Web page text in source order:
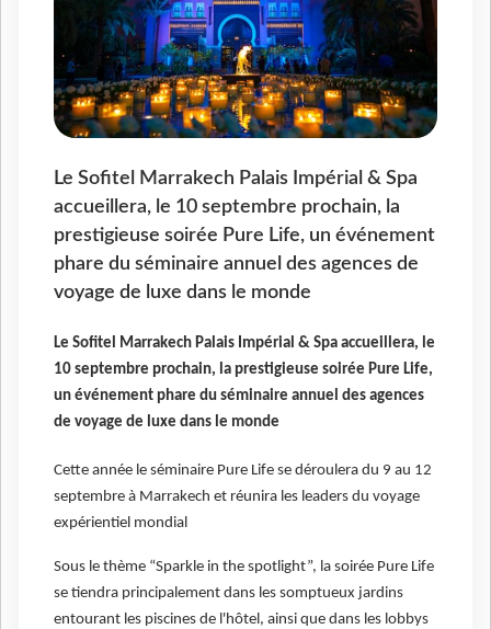
Le Sofitel Marrakech Palais Impérial & Spa
accueillera, le 10 septembre prochain, la
prestigieuse soirée Pure Life, un événement
phare du séminaire annuel des agences de
voyage de luxe dans le monde
Le Sofitel Marrakech Palais Impérial & Spa accueillera, le
10 septembre prochain, la prestigieuse soirée Pure Life,
un événement phare du séminaire annuel des agences
de voyage de luxe dans le monde
Cette année le séminaire Pure Life se déroulera du 9 au 12
septembre à Marrakech et réunira les leaders du voyage
expérientiel mondial
Sous le thème “Sparkle in the spotlight”, la soirée Pure Life
se tiendra principalement dans les somptueux jardins
entourant les piscines de l'hôtel, ainsi que dans les lobbys